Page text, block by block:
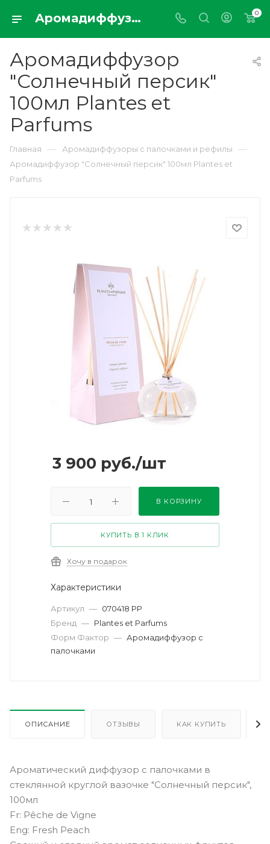
Аромадиффузор "Солнечный персик" 100мл Plantes et Parfums 0
Аромадиффузор
"Солнечный персик"
100мл Plantes et
Parfums
Главная — Аромадиффузоры с палочками и рефилы —
Аромадиффузор "Солнечный персик" 100мл Plantes et
Parfums
3 900 руб./шт
В КОРЗИНУ
КУПИТЬ В 1 КЛИК
Хочу в подарок
Характеристики
Артикул — 070418 PP
Бренд — Plantes et Parfums
Форм Фактор — Аромадиффузор с
палочками
ОПИСАНИЕ ОТЗЫВЫ КАК КУПИТЬ
Ароматический диффузор с палочками в
стеклянной круглой вазочке "Солнечный персик",
100мл
Fr: Pêche de Vigne
Eng: Fresh Peach